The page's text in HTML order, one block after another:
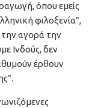
όπου εμείς
φιλοξενία”,
αγορά την
Ινδούς, δεν
έρθουν